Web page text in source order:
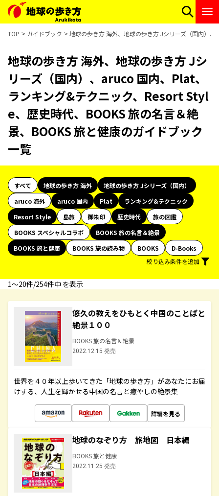
TOP ガイドブック 地球の歩き方 海外、地球の歩き方 Jシリーズ（国内）
地球の歩き方 海外、地球の歩き方 Jシ
リーズ（国内）、aruco 国内、Plat、
ランキング&テクニック、Resort Styl
e、歴史時代、BOOKS 旅の名言＆絶
景、BOOKS 旅と健康のガイドブック
一覧
すべて 地球の歩き方 海外
地球の歩き方 Jシリーズ（国内）
aruco 海外
aruco 国内 Plat
ランキング&テクニック
Resort Style
島旅 御朱印 歴史時代
旅の図鑑
BOOKS スペシャルコラボ
BOOKS 旅の名言＆絶景
BOOKS 旅と健康
BOOKS 旅の読み物 BOOKS
D-Books
絞り込み条件を追加
1〜20件/254件中 を表示
悠久の教えをひもとく中国のことばと
絶景１００
BOOKS 旅の名言＆絶景
2022.12.15 発売
世界を４０年以上歩いてきた「地球の歩き方」があなたにお届
けする、人生を輝かせる中国の名言と癒やしの絶景集
詳細を見る
地球のなぞり方 旅地図 日本編
BOOKS 旅と健康
2022.11.25 発売